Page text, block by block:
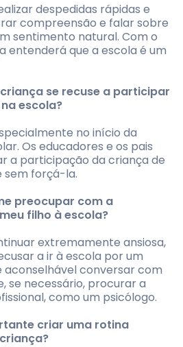
despedidas rápidas e
compreensão e falar sobre
sentimento natural. Com o
entenderá que a escola é um
se recuse a participar
escola?
no início da
Os educadores e os pais
a participação da criança de
sem forçá-la.
preocupar com a
filho à escola?
extremamente ansiosa,
a ir à escola por um
aconselhável conversar com
se necessário, procurar a
como um psicólogo.
criar uma rotina